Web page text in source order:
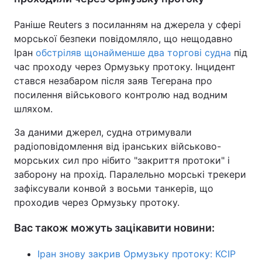
Тема оформлення
Раніше Reuters з посиланням на джерела у сфері
морської безпеки повідомляло, що нещодавно
Іран обстріляв щонайменше два торгові судна під
час проходу через Ормузьку протоку. Інцидент
стався незабаром після заяв Тегерана про
посилення військового контролю над водним
шляхом.
За даними джерел, судна отримували
радіоповідомлення від іранських військово-
морських сил про нібито "закриття протоки" і
заборону на прохід. Паралельно морські трекери
зафіксували конвой з восьми танкерів, що
проходив через Ормузьку протоку.
Вас також можуть зацікавити новини:
Іран знову закрив Ормузьку протоку: КСІР